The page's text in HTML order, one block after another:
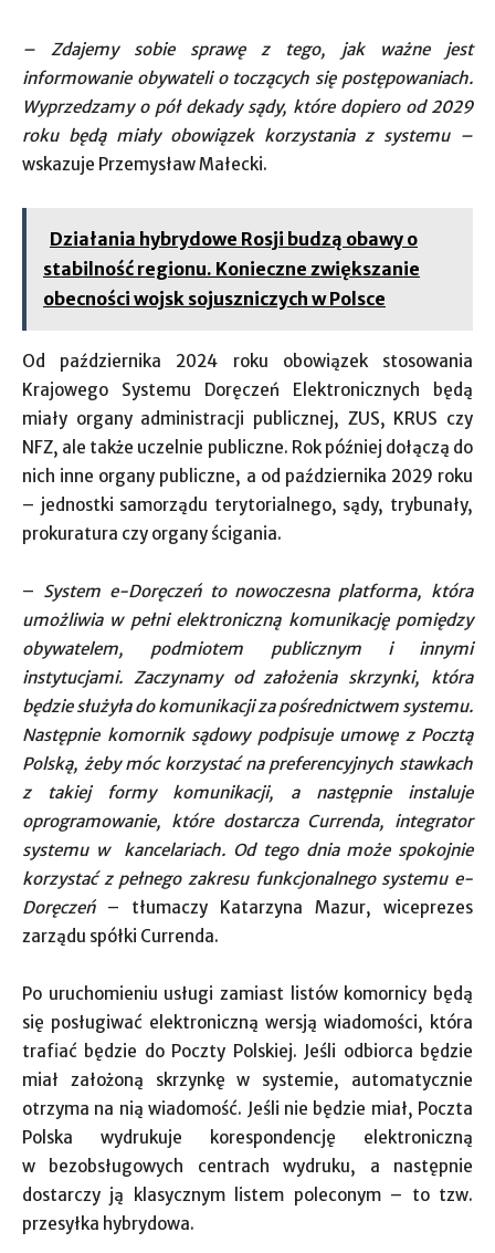
– Zdajemy sobie sprawę z tego, jak ważne jest
informowanie obywateli o toczących się postępowaniach.
Wyprzedzamy o pół dekady sądy, które dopiero od 2029
roku będą miały obowiązek korzystania z systemu –
wskazuje Przemysław Małecki.
Działania hybrydowe Rosji budzą obawy o
stabilność regionu. Konieczne zwiększanie
obecności wojsk sojuszniczych w Polsce
Od października 2024 roku obowiązek stosowania
Krajowego Systemu Doręczeń Elektronicznych będą
miały organy administracji publicznej, ZUS, KRUS czy
NFZ, ale także uczelnie publiczne. Rok później dołączą do
nich inne organy publiczne, a od października 2029 roku
– jednostki samorządu terytorialnego, sądy, trybunały,
prokuratura czy organy ścigania.
– System e-Doręczeń to nowoczesna platforma, która
umożliwia w pełni elektroniczną komunikację pomiędzy
obywatelem, podmiotem publicznym i innymi
instytucjami. Zaczynamy od założenia skrzynki, która
będzie służyła do komunikacji za pośrednictwem systemu.
Następnie komornik sądowy podpisuje umowę z Pocztą
Polską, żeby móc korzystać na preferencyjnych stawkach
z takiej formy komunikacji, a następnie instaluje
oprogramowanie, które dostarcza Currenda, integrator
systemu w kancelariach. Od tego dnia może spokojnie
korzystać z pełnego zakresu funkcjonalnego systemu e-
Doręczeń – tłumaczy Katarzyna Mazur, wiceprezes
zarządu spółki Currenda.
Po uruchomieniu usługi zamiast listów komornicy będą
się posługiwać elektroniczną wersją wiadomości, która
trafiać będzie do Poczty Polskiej. Jeśli odbiorca będzie
miał założoną skrzynkę w systemie, automatycznie
otrzyma na nią wiadomość. Jeśli nie będzie miał, Poczta
Polska wydrukuje korespondencję elektroniczną
w bezobsługowych centrach wydruku, a następnie
dostarczy ją klasycznym listem poleconym – to tzw.
przesyłka hybrydowa.